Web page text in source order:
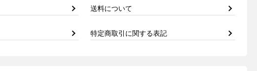
送料について
特定商取引に関する表記